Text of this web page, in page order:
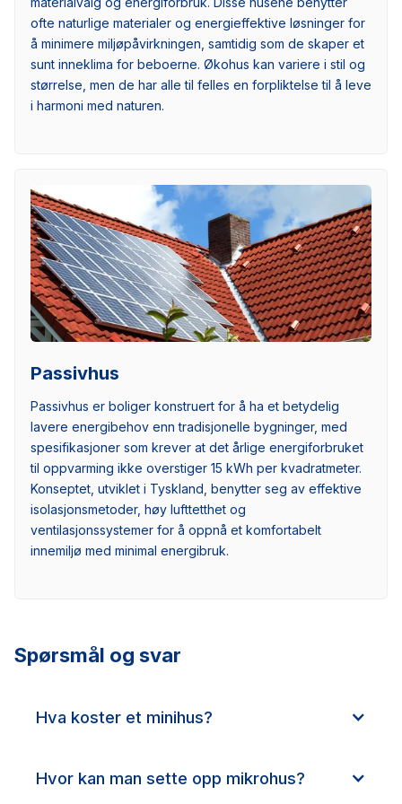
ofte naturlige materialer og energieffektive løsninger for
å minimere miljøpåvirkningen, samtidig som de skaper et
sunt inneklima for beboerne. Økohus kan variere i stil og
størrelse, men de har alle til felles en forpliktelse til å leve
i harmoni med naturen.
Passivhus
Passivhus er boliger konstruert for å ha et betydelig
lavere energibehov enn tradisjonelle bygninger, med
spesifikasjoner som krever at det årlige energiforbruket
til oppvarming ikke overstiger 15 kWh per kvadratmeter.
Konseptet, utviklet i Tyskland, benytter seg av effektive
isolasjonsmetoder, høy lufttetthet og
ventilasjonssystemer for å oppnå et komfortabelt
innemiljø med minimal energibruk.
Spørsmål og svar
Hva koster et minihus?
Hvor kan man sette opp mikrohus?